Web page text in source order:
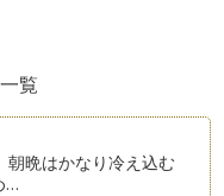
覧
朝晩はかなり冷え込む
…